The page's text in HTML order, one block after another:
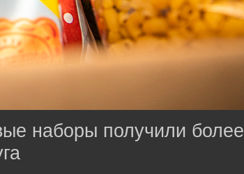
наборы получили более